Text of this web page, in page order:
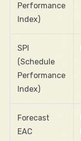
Performance
Index)
SPI
(Schedule
Performance
Index)
Forecast
EAC